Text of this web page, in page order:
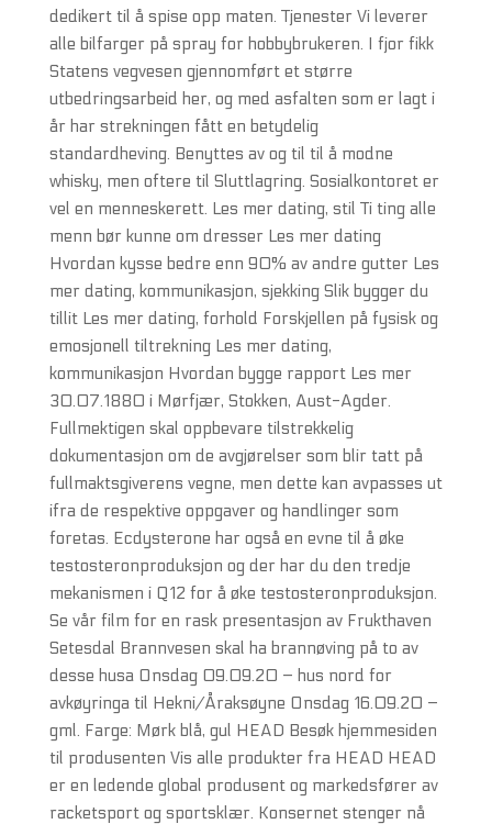
dedikert til å spise opp maten. Tjenester Vi leverer
alle bilfarger på spray for hobbybrukeren. I fjor fikk
Statens vegvesen gjennomført et større
utbedringsarbeid her, og med asfalten som er lagt i
år har strekningen fått en betydelig
standardheving. Benyttes av og til til å modne
whisky, men oftere til Sluttlagring. Sosialkontoret er
vel en menneskerett. Les mer dating, stil Ti ting alle
menn bør kunne om dresser Les mer dating
Hvordan kysse bedre enn 90% av andre gutter Les
mer dating, kommunikasjon, sjekking Slik bygger du
tillit Les mer dating, forhold Forskjellen på fysisk og
emosjonell tiltrekning Les mer dating,
kommunikasjon Hvordan bygge rapport Les mer
30.07.1880 i Mørfjær, Stokken, Aust-Agder.
Fullmektigen skal oppbevare tilstrekkelig
dokumentasjon om de avgjørelser som blir tatt på
fullmaktsgiverens vegne, men dette kan avpasses ut
ifra de respektive oppgaver og handlinger som
foretas. Ecdysterone har også en evne til å øke
testosteronproduksjon og der har du den tredje
mekanismen i Q12 for å øke testosteronproduksjon.
Se vår film for en rask presentasjon av Frukthaven ​
Setesdal Brannvesen skal ha brannøving på to av
desse husa Onsdag 09.09.20 – hus nord for
avkøyringa til Hekni/Åraksøyne Onsdag 16.09.20 –
gml. Farge: Mørk blå, gul HEAD Besøk hjemmesiden
til produsenten Vis alle produkter fra HEAD HEAD
er en ledende global produsent og markedsfører av
racketsport og sportsklær. Konsernet stenger nå